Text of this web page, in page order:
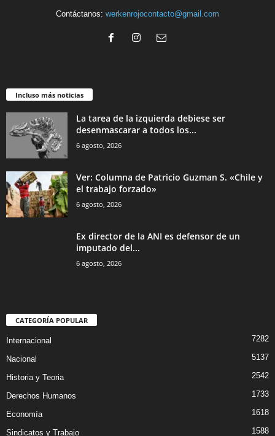
Contáctanos: werkenrojocontacto@gmail.com
Incluso más noticias
La tarea de la izquierda debiese ser
desenmascarar a todos los...
6 agosto, 2026
Ver: Columna de Patricio Guzman S. «Chile y
el trabajo forzado»
6 agosto, 2026
Ex director de la ANI es defensor de un
imputado del...
6 agosto, 2026
CATEGORÍA POPULAR
Internacional 7282
Nacional 5137
Historia y Teoria 2542
Derechos Humanos 1733
Economía 1618
Sindicatos y Trabajo 1588